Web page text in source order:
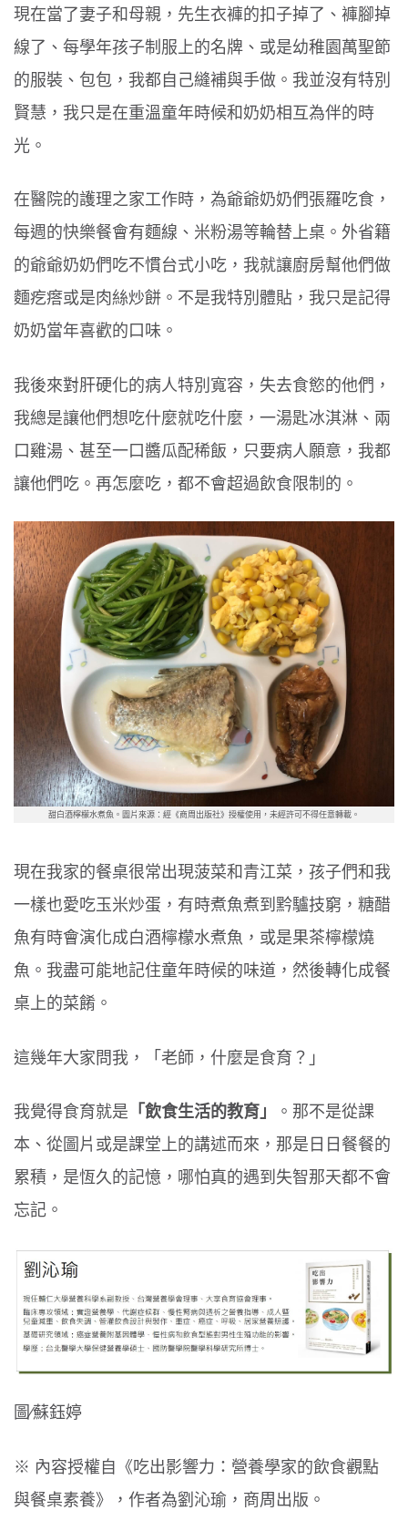
現在當了妻子和母親，先生衣褲的扣子掉了、褲腳掉
線了、每學年孩子制服上的名牌、或是幼稚園萬聖節
的服裝、包包，我都自己縫補與手做。我並沒有特別
賢慧，我只是在重溫童年時候和奶奶相互為伴的時
光。
在醫院的護理之家工作時，為爺爺奶奶們張羅吃食，
每週的快樂餐會有麵線、米粉湯等輪替上桌。外省籍
的爺爺奶奶們吃不慣台式小吃，我就讓廚房幫他們做
麵疙瘩或是肉絲炒餅。不是我特別體貼，我只是記得
奶奶當年喜歡的口味。
我後來對肝硬化的病人特別寬容，失去食慾的他們，
我總是讓他們想吃什麼就吃什麼，一湯匙冰淇淋、兩
口雞湯、甚至一口醬瓜配稀飯，只要病人願意，我都
讓他們吃。再怎麼吃，都不會超過飲食限制的。
甜白酒檸檬水煮魚。圖片來源：經《商周出版社》授權使用，未經許可不得任意轉載。
現在我家的餐桌很常出現菠菜和青江菜，孩子們和我
一樣也愛吃玉米炒蛋，有時煮魚煮到黔驢技窮，糖醋
魚有時會演化成白酒檸檬水煮魚，或是果茶檸檬燒
魚。我盡可能地記住童年時候的味道，然後轉化成餐
桌上的菜餚。
這幾年大家問我，「老師，什麼是食育？」
我覺得食育就是 「飲食生活的教育 」
。那不是從課
本、從圖片或是課堂上的講述而來，那是日日餐餐的
累積，是恆久的記憶，哪怕真的遇到失智那天都不會
忘記。
圖∕蘇鈺婷
※ 內容授權自《吃出影響力：營養學家的飲食觀點
與餐桌素養》，作者為劉沁瑜，商周出版。